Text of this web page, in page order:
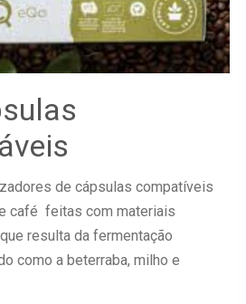
de cápsulas compatíveis
café feitas com materiais
resulta da fermentação
como a beterraba, milho e